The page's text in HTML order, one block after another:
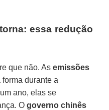
essa redução
que não. Asemissões
durante a
ano, elas se
Ogoverno chinês